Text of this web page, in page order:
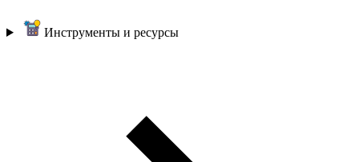
Инструменты и ресурсы